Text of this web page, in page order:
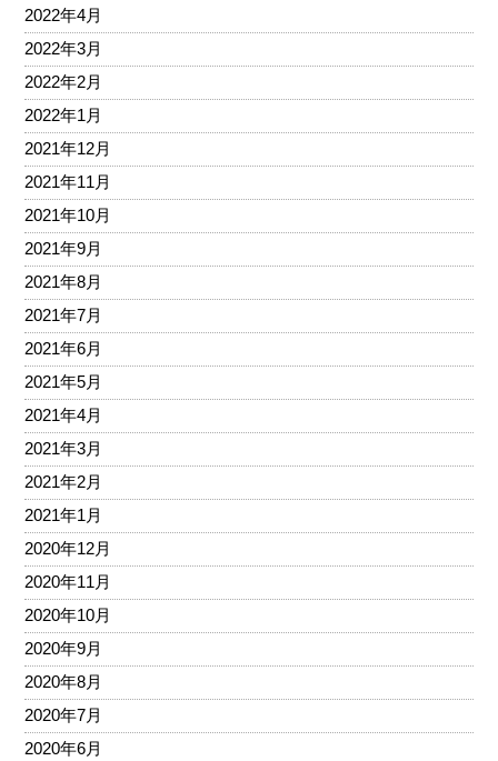
2022年4月
2022年3月
2022年2月
2022年1月
2021年12月
2021年11月
2021年10月
2021年9月
2021年8月
2021年7月
2021年6月
2021年5月
2021年4月
2021年3月
2021年2月
2021年1月
2020年12月
2020年11月
2020年10月
2020年9月
2020年8月
2020年7月
2020年6月